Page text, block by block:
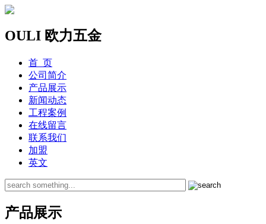
OULI 欧力五金
首 页
公司简介
产品展示
新闻动态
工程案例
在线留言
联系我们
加盟
英文
产品展示